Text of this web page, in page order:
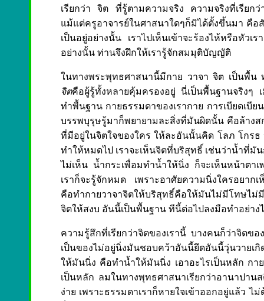
เรียกว่า จิต ที่รู้ตามความจริง ความจริงที่เรีย
แม้แต่ครูอาจารย์ในศาสนาใดๆก็มิได้ตั้งขึ้นมา คือ
เป็นอยู่อย่างนั้น เราไปเห็นเข้าจะร้องไห้หรือหัว
อย่างนั้น ท่านจึงฝึกให้เรารู้จักสมมุติบัญญัติ
ในทางพระพุทธศาสนานี้มีกาย วาจา จิต เป็นพื้น
จิตคือผู้รู้ทั้งหลายคุ้มครองอยู่ นี่เป็นพื้นฐานจริงๆ
ทำพื้นฐาน กายธรรมดาของเรากาย การเบียดเบี
บรรพบุรุษรู้มาก็พยายามละสิ่งที่มันผิดนั้น คือล้างส
ที่มีอยู่ในจิตใจของใคร ให้ละอันนั้นคิด โลภ โกร
ทำให้หมดไป เราจะเห็นจิตที่บริสุทธิ์ เช่นว่าน้ำที่มัน
ไม่เห็น น้ำกระเพื่อมทำน้ำให้นิ่ง ก็จะเห็นหน้าตาเ
เราก็จะรู้จักหมด เพราะอาศัยความนิ่งใครอยา
คือทำกายวาจาจิตให้บริสุทธิ์คือให้มันไม่มีโทษไ
จิตให้สงบ อันนี้เป็นพื้นฐาน ทีนี้ต่อไปลงมือทำอย่าง
ความรู้สึกที่เรียกว่าจิตของเรานี้ บางคนก็ว่าจิต
เป็นของไม่อยู่นิ่งมันชอบคว้าอันนี้ยึดอันนี้วุ่นวายเ
ให้มันนิ่ง คือทำน้ำให้มันนิ่ง เอาอะไรเป็นหลัก กา
เป็นหลัก ลมในทางพุทธศาสนาเรียกว่าอานาปา
ง่าย เพราะธรรมดาเราก็หายใจเข้าออกอยู่แล้ว